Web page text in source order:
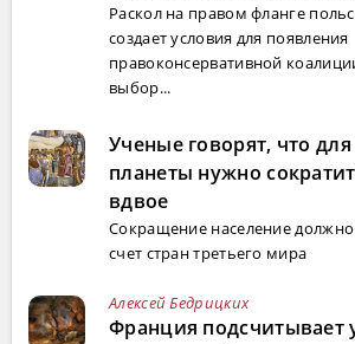
Раскол на правом фланге
создает условия для появления
правоконсервативной
выбор...
Ученые говорят, что для
планеты нужно
вдвое
Сокращение население
счет стран третьего мира
Алексей Бедрицких
Франция подсчитывает